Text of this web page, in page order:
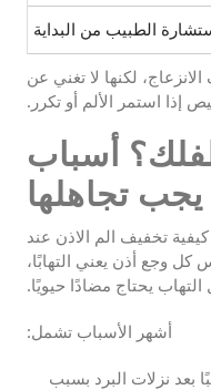
الطبيب من البداية
لكنها لا تغني عن
إذا استمر الألم أو تكرر.
أسباب
يجب تجاهلها
تخفيف الم الاذن عند
وجع أذن يعني التهابًا،
يحتاج مضادًا حيويًا.
أشهر الأسباب تشمل:
بعد نزلات البرد بسبب